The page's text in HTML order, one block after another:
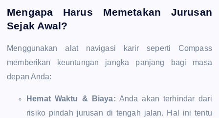
Mengapa Harus Memetakan Jurusan
Sejak Awal?
Menggunakan alat navigasi karir seperti Compass
memberikan keuntungan jangka panjang bagi masa
depan Anda:
Hemat Waktu & Biaya: Anda akan terhindar dari
risiko pindah jurusan di tengah jalan. Hal ini tentu